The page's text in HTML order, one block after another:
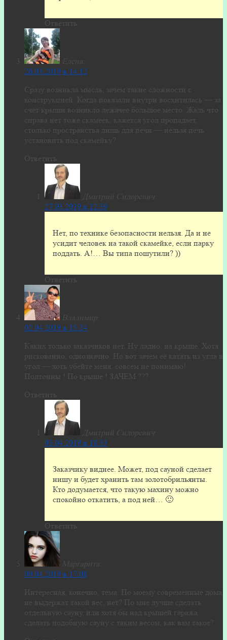
Ответить
Елена
26.03.2019 в 14:12
Сразу возникла мысль, зачем такие сложности с
конструкцией. Когда показали внутри восхитилась — за
счет крыши возникло лежачее большое место. Жаль что
справа нет тоже скамеек, кажется угол пропадает,
столько пространства лишь для печи — нельзя печь
установить под скамейку?
Ответить
Дмитрий Сидоревич
27.03.2019 в 12:39
Нет, по технике безопасности нельзя. Да и не
усидит человек на такой скамейке, если парку
поддать. А!… Вы типа пошутили? ))
Ответить
Владимир
02.04.2019 в 15:24
Каких только заказчиков нет. Ну ладно, на крыше. Хотя
рискованно, однозначно. Но вот зачем её катать из угла в
угол — хоть убейте меня, совсем не понимаю!
Полтонны ! По крыше ! ЗАЧЕМ ???
Ответить
Дмитрий Сидоревич
03.04.2019 в 18:33
Заказчику виднее. Может, под сауной сделает
нишу и будет хранить там золотобрильянты.
Кто додумается, что такую махину можно
спокойно откатить, а под ней… 🙂
Ответить
Маргарита
09.04.2019 в 17:08
Интересная, конечно, тема. По моему современные дома
не выдержат такой вес, нет? По мне лучше сделать
отдельную сауну, или хотя бы над крышей гаража
сделать подобную сауну с таким весом, как вам такое?